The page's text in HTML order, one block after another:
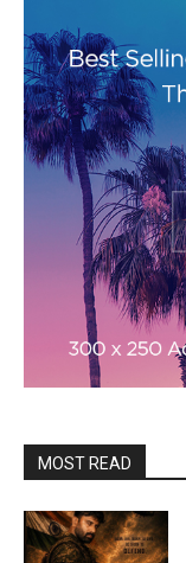
MOST READ